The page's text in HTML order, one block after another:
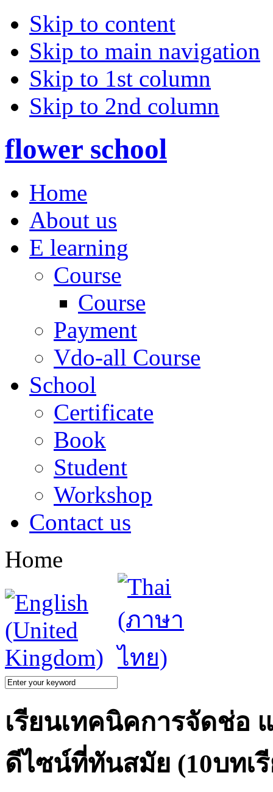
Skip to content
Skip to main navigation
Skip to 1st column
Skip to 2nd column
flower school
Home
About us
E learning
Course
Course
Payment
Vdo-all Course
School
Certificate
Book
Student
Workshop
Contact us
Home
เรียนเทคนิคการจัดช่อ
ดีไซน์ที่ทันสมัย (10บทเ